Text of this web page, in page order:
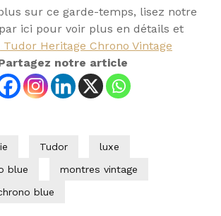
sur ce garde-temps, lisez notre
ici pour voir plus en détails et
Tudor Heritage Chrono Vintage
notre article
Tudor
luxe
blue
montres vintage
blue